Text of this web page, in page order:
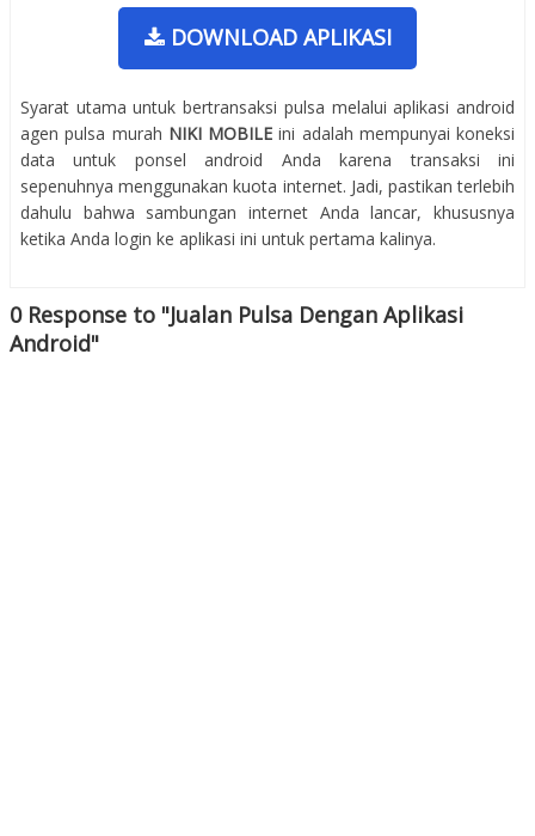
DOWNLOAD APLIKASI
Syarat utama untuk bertransaksi pulsa melalui aplikasi android
agen pulsa murah NIKI MOBILE ini adalah mempunyai koneksi
data untuk ponsel android Anda karena transaksi ini
sepenuhnya menggunakan kuota internet. Jadi, pastikan terlebih
dahulu bahwa sambungan internet Anda lancar, khususnya
ketika Anda login ke aplikasi ini untuk pertama kalinya.
0 Response to "Jualan Pulsa Dengan Aplikasi
Android"